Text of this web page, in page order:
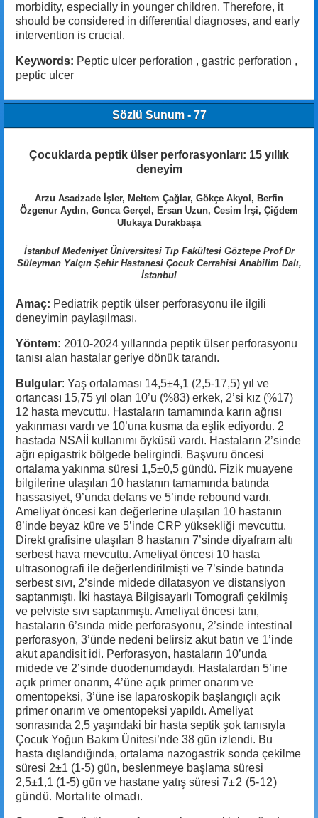
morbidity, especially in younger children. Therefore, it
should be considered in differential diagnoses, and early
intervention is crucial.
Keywords: Peptic ulcer perforation , gastric perforation ,
peptic ulcer
Sözlü Sunum - 77
Çocuklarda peptik ülser perforasyonları: 15 yıllık
deneyim
Arzu Asadzade İşler, Meltem Çağlar, Gökçe Akyol, Berfin
Özgenur Aydın, Gonca Gerçel, Ersan Uzun, Cesim İrşi, Çiğdem
Ulukaya Durakbaşa
İstanbul Medeniyet Üniversitesi Tıp Fakültesi Göztepe Prof Dr
Süleyman Yalçın Şehir Hastanesi Çocuk Cerrahisi Anabilim Dalı,
İstanbul
Amaç: Pediatrik peptik ülser perforasyonu ile ilgili
deneyimin paylaşılması.
Yöntem: 2010-2024 yıllarında peptik ülser perforasyonu
tanısı alan hastalar geriye dönük tarandı.
Bulgular: Yaş ortalaması 14,5±4,1 (2,5-17,5) yıl ve
ortancası 15,75 yıl olan 10’u (%83) erkek, 2’si kız (%17)
12 hasta mevcuttu. Hastaların tamamında karın ağrısı
yakınması vardı ve 10’una kusma da eşlik ediyordu. 2
hastada NSAİİ kullanımı öyküsü vardı. Hastaların 2’sinde
ağrı epigastrik bölgede belirgindi. Başvuru öncesi
ortalama yakınma süresi 1,5±0,5 gündü. Fizik muayene
bilgilerine ulaşılan 10 hastanın tamamında batında
hassasiyet, 9’unda defans ve 5’inde rebound vardı.
Ameliyat öncesi kan değerlerine ulaşılan 10 hastanın
8’inde beyaz küre ve 5’inde CRP yüksekliği mevcuttu.
Direkt grafisine ulaşılan 8 hastanın 7’sinde diyafram altı
serbest hava mevcuttu. Ameliyat öncesi 10 hasta
ultrasonografi ile değerlendirilmişti ve 7’sinde batında
serbest sıvı, 2’sinde midede dilatasyon ve distansiyon
saptanmıştı. İki hastaya Bilgisayarlı Tomografi çekilmiş
ve pelviste sıvı saptanmıştı. Ameliyat öncesi tanı,
hastaların 6’sında mide perforasyonu, 2’sinde intestinal
perforasyon, 3’ünde nedeni belirsiz akut batın ve 1’inde
akut apandisit idi. Perforasyon, hastaların 10’unda
midede ve 2’sinde duodenumdaydı. Hastalardan 5’ine
açık primer onarım, 4’üne açık primer onarım ve
omentopeksi, 3’üne ise laparoskopik başlangıçlı açık
primer onarım ve omentopeksi yapıldı. Ameliyat
sonrasında 2,5 yaşındaki bir hasta septik şok tanısıyla
Çocuk Yoğun Bakım Ünitesi’nde 38 gün izlendi. Bu
hasta dışlandığında, ortalama nazogastrik sonda çekilme
süresi 2±1 (1-5) gün, beslenmeye başlama süresi
2,5±1,1 (1-5) gün ve hastane yatış süresi 7±2 (5-12)
gündü. Mortalite olmadı.